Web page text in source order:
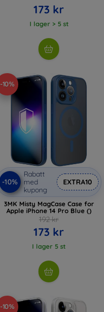
173 kr
I lager > 5 st
-10%
-10%
Rabatt
med
kupong
EXTRA10
3MK Misty MagCase Case for
Apple iPhone 14 Pro Blue ()
192 kr
173 kr
I lager 5 st
-10%